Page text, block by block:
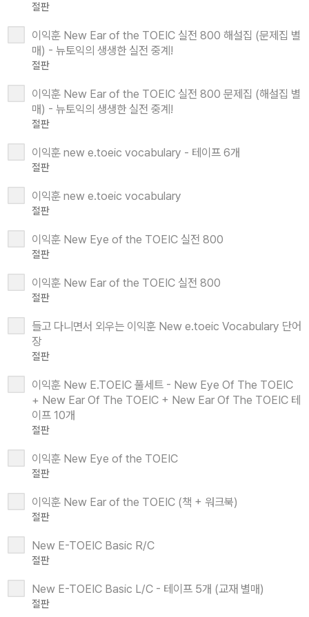
절판
이익훈 New Ear of the TOEIC 실전 800 해설집 (문제집 별
매) - 뉴토익의 생생한 실전 중계!
절판
이익훈 New Ear of the TOEIC 실전 800 문제집 (해설집 별
매) - 뉴토익의 생생한 실전 중계!
절판
이익훈 new e.toeic vocabulary - 테이프 6개
절판
이익훈 new e.toeic vocabulary
절판
이익훈 New Eye of the TOEIC 실전 800
절판
이익훈 New Ear of the TOEIC 실전 800
절판
들고 다니면서 외우는 이익훈 New e.toeic Vocabulary 단어
장
절판
이익훈 New E.TOEIC 풀세트 - New Eye Of The TOEIC
+ New Ear Of The TOEIC + New Ear Of The TOEIC 테
이프 10개
절판
이익훈 New Eye of the TOEIC
절판
이익훈 New Ear of the TOEIC (책 + 워크북)
절판
New E-TOEIC Basic R/C
절판
New E-TOEIC Basic L/C - 테이프 5개 (교재 별매)
절판